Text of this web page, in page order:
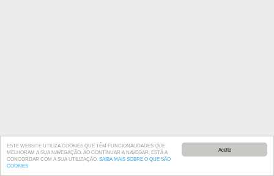
Aceito
ESTE WEBSITE UTILIZA COOKIES QUE TÊM FUNCIONALIDADES QUE
MELHORAM A SUA NAVEGAÇÃO. AO CONTINUAR A NAVEGAR, ESTÁ A
CONCORDAR COM A SUA UTILIZAÇÃO. SAIBA MAIS SOBRE O QUE SÃO
COOKIES